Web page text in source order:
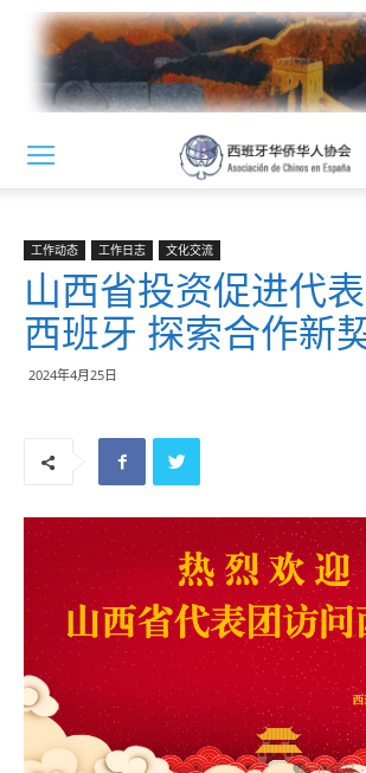
工作动态 工作日志 文化交流
山西省投资促进代
西班牙 探索合作新
2024年4月25日